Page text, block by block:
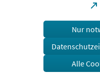
Nur
Alle